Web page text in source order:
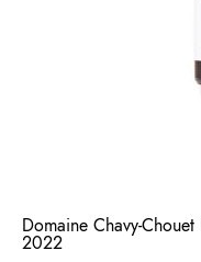
Domaine Chavy-
2022